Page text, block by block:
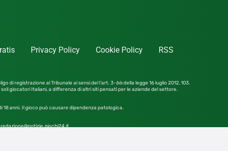
Privacy Policy Cookie Policy RSS
di registrazione al Tribunale ai sensi del l’art. 3-bisdella legge 16 luglio 2012,103.
giocatori Italiani, a differenza di altri siti pensati per le aziende del settore.
18 anni. Il gioco può causare dipendenza patologica.
redazione@notizie.giochi24.it